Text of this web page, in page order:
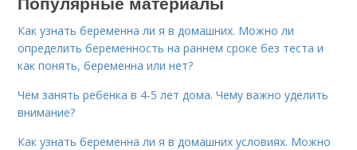
Как узнать беременна ли я в домашних. Можно ли
определить беременность на раннем сроке без теста и
как понять, беременна или нет?
Чем занять ребенка в 4-5 лет дома. Чему важно уделить
внимание?
Как узнать беременна ли я в домашних условиях. Можно